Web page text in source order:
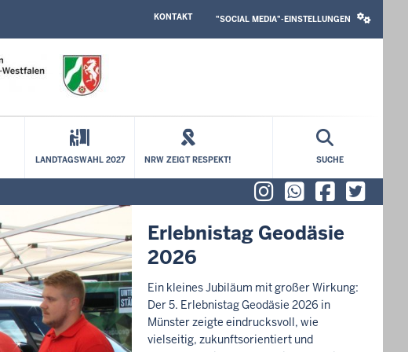
TOPKONTAKT
MEDIA
"SOCIAL MEDIA"-EINSTELLUNGEN
LANDTAGSWAHL 2027 NRW ZEIGT RESPEKT! SUCHE
InstagramX
Erlebnistag Geodäsie
2026
Ein kleines Jubiläum mit großer Wirkung:
Der 5. Erlebnistag Geodäsie 2026 in
Münster zeigte eindrucksvoll, wie
vielseitig, zukunftsorientiert und